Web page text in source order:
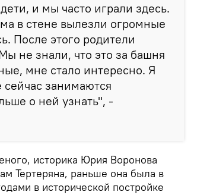
и мы часто играли здесь.
в стене вылезли огромные
После этого родители
не знали, что это за башня
мне стало интересно. Я
сейчас занимаются
о ней узнать", -
историка Юрия Воронова
Тертеряна, раньше она была в
в исторической постройке